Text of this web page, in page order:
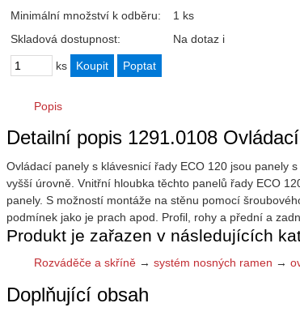
Minimální množství k odběru:
1 ks
Skladová dostupnost:
Na dotaz i
ks
Popis
Detailní popis 1291.0108
Ovládací panely s klávesnicí řady ECO 120 jsou panely
vyšší úrovně. Vnitřní hloubka těchto panelů řady ECO
panely. S možností montáže na stěnu pomocí
podmínek jako je prach apod. Profil, rohy a přední a
Produkt je zařazen v následujících
Rozváděče a skříně → systém nosných ramen →
Doplňující obsah